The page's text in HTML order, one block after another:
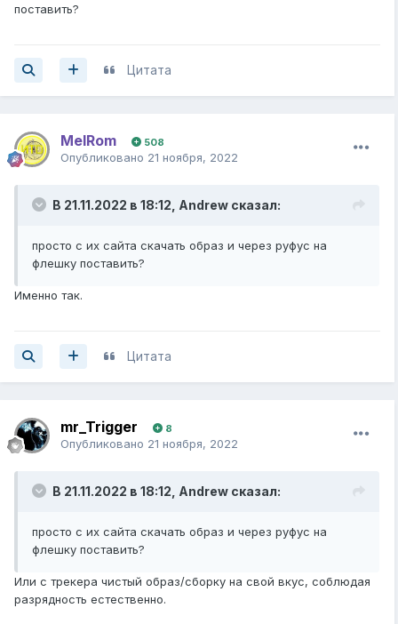
поставить?
Цитата
MelRom 508
Опубликовано 21 ноября, 2022
В 21.11.2022 в 18:12, Andrew сказал:
просто с их сайта скачать образ и через руфус на
флешку поставить?
Именно так.
Цитата
mr_Trigger 8
Опубликовано 21 ноября, 2022
В 21.11.2022 в 18:12, Andrew сказал:
просто с их сайта скачать образ и через руфус на
флешку поставить?
Или с трекера чистый образ/сборку на свой вкус, соблюдая
разрядность естественно.